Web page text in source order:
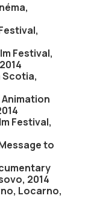
Festival,
Scotia,
Festival,
to
2014
Locarno,